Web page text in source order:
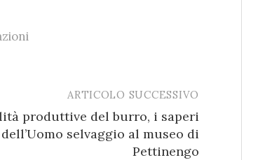
ARTICOLO SUCCESSIVO
produttive del burro, i saperi
dell’Uomo selvaggio al museo di
Pettinengo